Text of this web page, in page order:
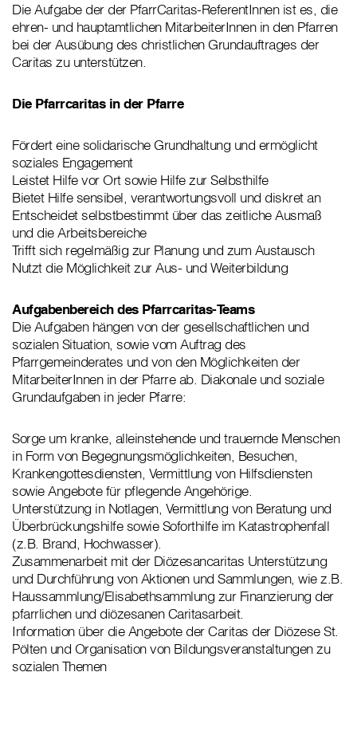
Die Aufgabe der der PfarrCaritas-ReferentInnen ist es, die
ehren- und hauptamtlichen MitarbeiterInnen in den Pfarren
bei der Ausübung des christlichen Grundauftrages der
Caritas zu unterstützen.
Die Pfarrcaritas in der Pfarre
Fördert eine solidarische Grundhaltung und ermöglicht
soziales Engagement
Leistet Hilfe vor Ort sowie Hilfe zur Selbsthilfe
Bietet Hilfe sensibel, verantwortungsvoll und diskret an
Entscheidet selbstbestimmt über das zeitliche Ausmaß
und die Arbeitsbereiche
Trifft sich regelmäßig zur Planung und zum Austausch
Nutzt die Möglichkeit zur Aus- und Weiterbildung
Aufgabenbereich des Pfarrcaritas-Teams
Die Aufgaben hängen von der gesellschaftlichen und
sozialen Situation, sowie vom Auftrag des
Pfarrgemeinderates und von den Möglichkeiten der
MitarbeiterInnen in der Pfarre ab. Diakonale und soziale
Grundaufgaben in jeder Pfarre:
Sorge um kranke, alleinstehende und trauernde Menschen
in Form von Begegnungsmöglichkeiten, Besuchen,
Krankengottesdiensten, Vermittlung von Hilfsdiensten
sowie Angebote für pflegende Angehörige.
Unterstützung in Notlagen, Vermittlung von Beratung und
Überbrückungshilfe sowie Soforthilfe im Katastrophenfall
(z.B. Brand, Hochwasser).
Zusammenarbeit mit der Diözesancaritas Unterstützung
und Durchführung von Aktionen und Sammlungen, wie z.B.
Haussammlung/Elisabethsammlung zur Finanzierung der
pfarrlichen und diözesanen Caritasarbeit.
Information über die Angebote der Caritas der Diözese St.
Pölten und Organisation von Bildungsveranstaltungen zu
sozialen Themen